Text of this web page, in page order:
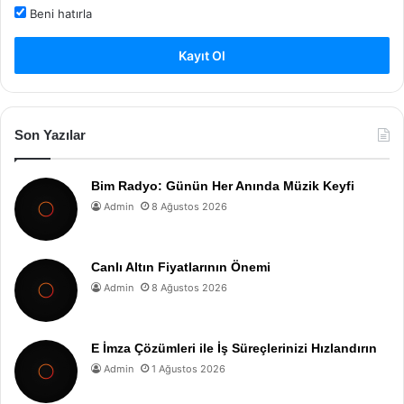
Beni hatırla
Kayıt Ol
Son Yazılar
Bim Radyo: Günün Her Anında Müzik Keyfi
Admin 8 Ağustos 2026
Canlı Altın Fiyatlarının Önemi
Admin 8 Ağustos 2026
E İmza Çözümleri ile İş Süreçlerinizi Hızlandırın
Admin 1 Ağustos 2026